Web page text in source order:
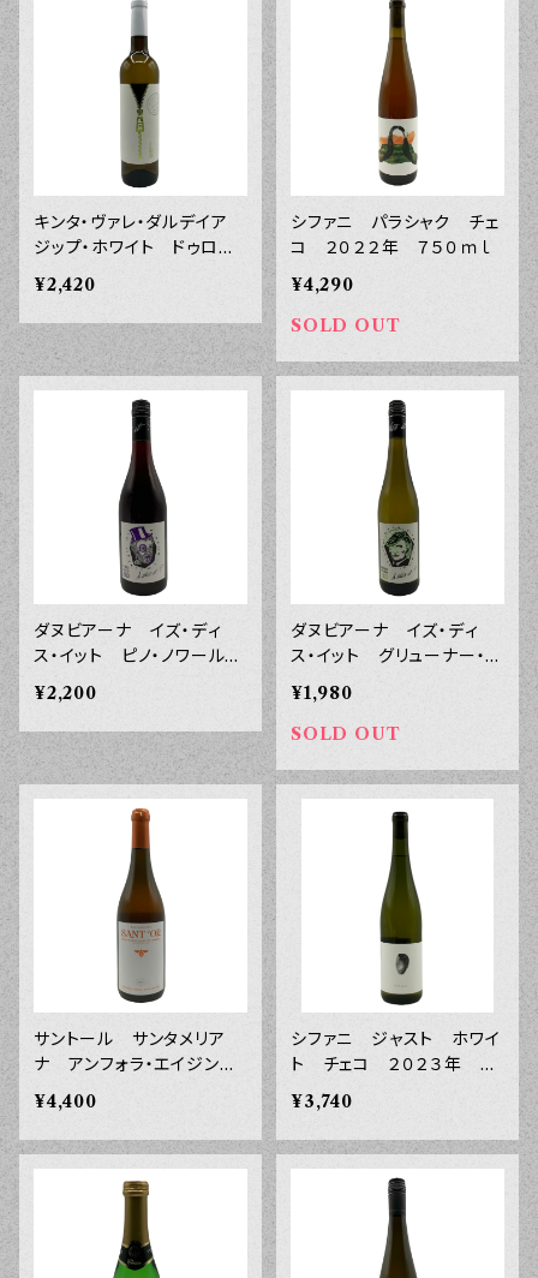
キンタ・ヴァレ・ダルデイア
ジップ・ホワイト ドゥロ
２０２４年 ７５０ｍｌ
¥2,420
シファニ パラシャク チェ
コ ２０２２年 ７５０ｍｌ
¥4,290
SOLD OUT
ダヌビアーナ イズ・ディ
ス・イット ピノ・ノワール
パンノン ２０２３年 ７５
０ｍｌ
¥2,200
ダヌビアーナ イズ・ディ
ス・イット グリューナー・ヴ
ェルトリーナー パンノン
２０２３年 ７５０ｍｌ
¥1,980
SOLD OUT
サントール サンタメリア
ナ アンフォラ・エイジン
グ スキン・コンタクト ２
０２４年 ７５０ｍｌ
¥4,400
シファニ ジャスト ホワイ
ト チェコ ２０２３年 ７
５０ｍｌ
¥3,740